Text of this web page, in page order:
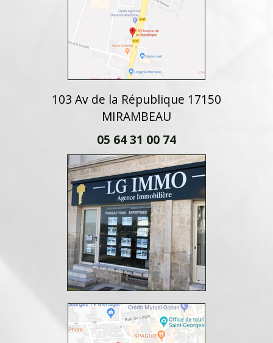
103 Av de la République 17150
MIRAMBEAU
05 64 31 00 74